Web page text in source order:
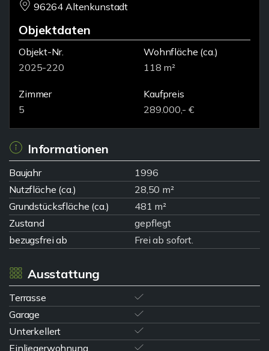
96264 Altenkunstadt
Objektdaten
Objekt-Nr.
2025-220
Wohnfläche (ca.)
118 m²
Zimmer
5
Kaufpreis
289.000,- €
Informationen
Baujahr
1996
Nutzfläche (ca.)
28,50 m²
Grundstücksfläche (ca.)
481 m²
Zustand
gepflegt
bezugsfrei ab
Frei ab sofort.
Ausstattung
Terrasse
Garage
Unterkellert
Einliegerwohnung